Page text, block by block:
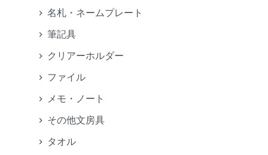
名札・ネームプレート
筆記具
クリアーホルダー
ファイル
メモ・ノート
その他文房具
タオル